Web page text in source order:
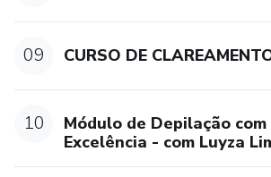
09 CURSO DE
10
Módulo de Depilação com
Excelência - com Luyza